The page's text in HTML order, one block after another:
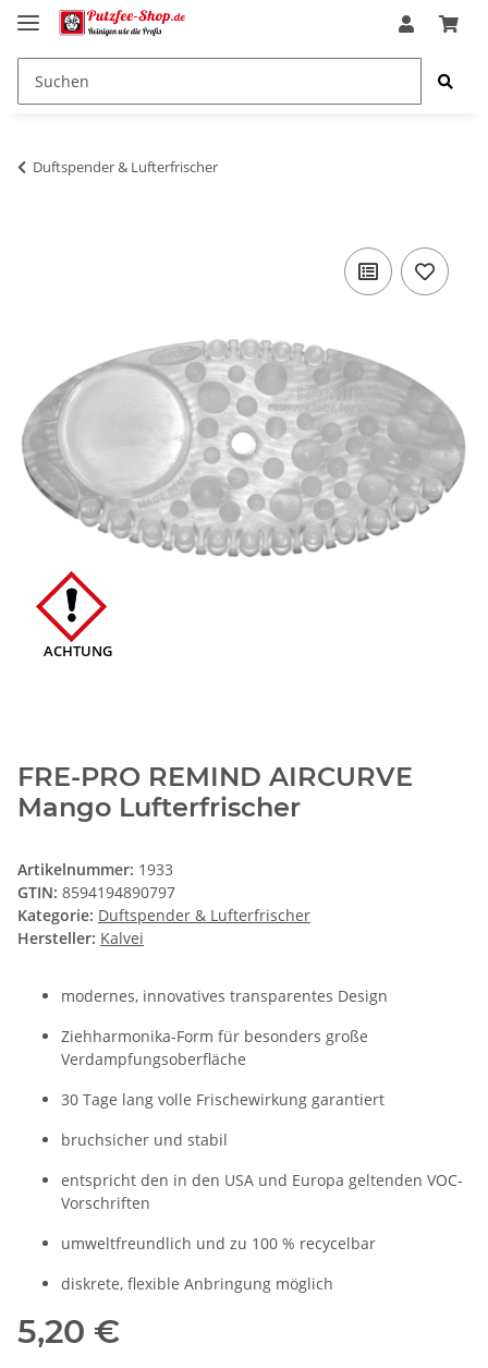
Duftspender & Lufterfrischer
ACHTUNG
FRE-PRO REMIND AIRCURVE
Mango Lufterfrischer
Artikelnummer: 1933
GTIN: 8594194890797
Kategorie: Duftspender & Lufterfrischer
Hersteller: Kalvei
modernes, innovatives transparentes Design
Ziehharmonika-Form für besonders große
Verdampfungsoberfläche
30 Tage lang volle Frischewirkung garantiert
bruchsicher und stabil
entspricht den in den USA und Europa geltenden VOC-
Vorschriften
umweltfreundlich und zu 100 % recycelbar
diskrete, flexible Anbringung möglich
5,20 €